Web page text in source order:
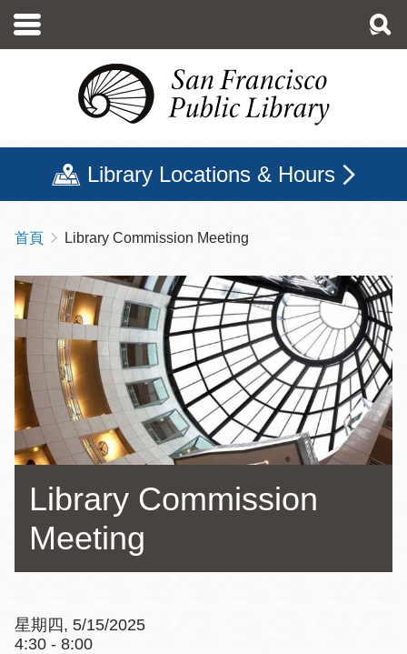
至
Library Locations & Hours
導
航
連
結
首頁 Library Commission Meeting
Library Commission
Meeting
星期四, 5/15/2025
4:30 - 8:00